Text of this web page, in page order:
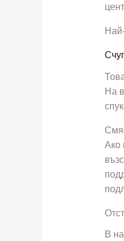
На
Ако
В